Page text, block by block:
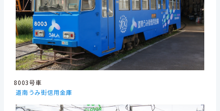
8003号車
道南うみ街信用金庫